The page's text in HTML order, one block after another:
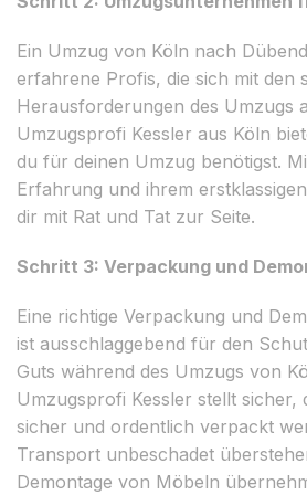
Ein Umzug von Köln nach
erfahrene Profis, die sich mit den
Herausforderungen des Umzugs
Umzugsprofi Kessler aus Köln
du für deinen Umzug benötigst.
Erfahrung und ihrem erstklassigen
dir mit Rat und Tat zur Seite.
Schritt 3: Verpackung und
Eine richtige Verpackung und
ist ausschlaggebend für den
Guts während des Umzugs von
Umzugsprofi Kessler stellt sicher,
sicher und ordentlich verpackt
Transport unbeschadet
Demontage von Möbeln